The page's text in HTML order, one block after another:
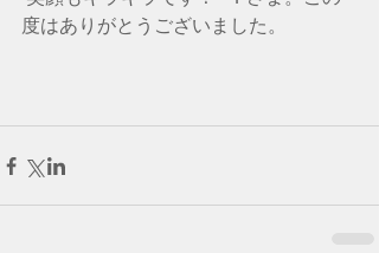
度はありがとうございました。